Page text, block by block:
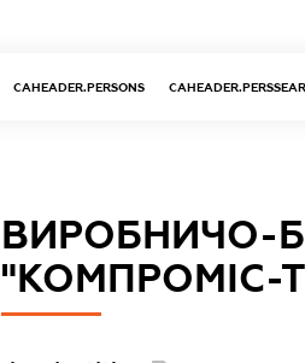
CAHEADER.PERSONS
ВИРОБНИЧО-
"КОМПРОМІС-